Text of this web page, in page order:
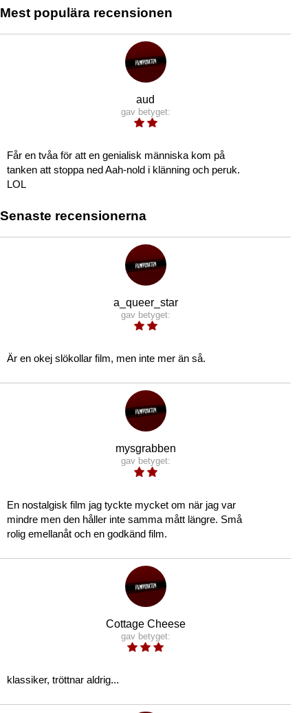
Mest populära recensionen
aud
gav betyget:
Får en tvåa för att en genialisk människa kom på
tanken att stoppa ned Aah-nold i klänning och peruk.
LOL
Senaste recensionerna
a_queer_star
gav betyget:
Är en okej slökollar film, men inte mer än så.
mysgrabben
gav betyget:
En nostalgisk film jag tyckte mycket om när jag var
mindre men den håller inte samma mått längre. Små
rolig emellanåt och en godkänd film.
Cottage Cheese
gav betyget:
klassiker, tröttnar aldrig...